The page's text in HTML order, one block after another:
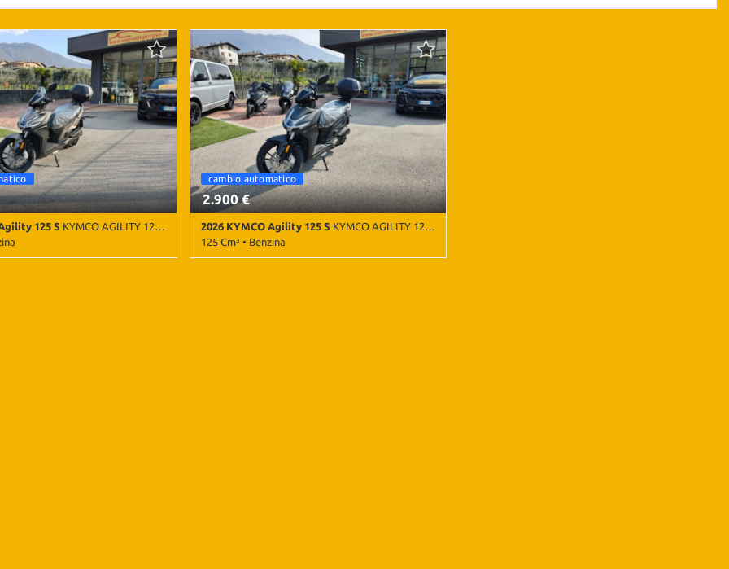
125 S KYMCO AGILITY 125S
cambio automatico
2.900 €
2026 KYMCO Agility 125 S KYMCO AGILITY 125S
125 Cm³ • Benzina